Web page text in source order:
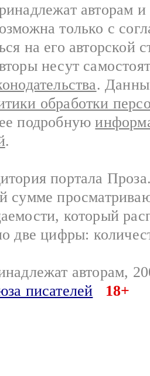
авторам
только с
на его авторской
несут
.
обработки
подробную
.
портала
сумме
который
две цифры:
авторам,
писателей
18+